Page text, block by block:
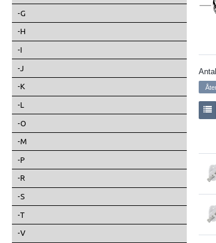
-G
-H
-I
-J
-K
-L
-O
-M
-P
-R
-S
-T
-V